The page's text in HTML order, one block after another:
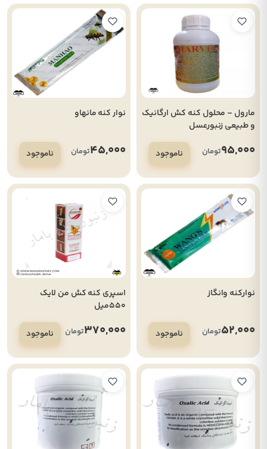
مارول – محلول کنه کش ارگانیک
و طبیعی زنبورعسل
95,000تومان ناموجود
نوار کنه مانهاو
45,000تومان ناموجود
نوارکنه وانگاز
52,000تومان ناموجود
اسپری کنه کش من لایک
550میل
370,000تومان ناموجود